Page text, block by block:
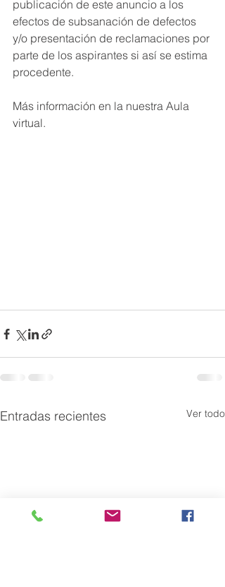
publicación de este anuncio a los
efectos de subsanación de defectos
y/o presentación de reclamaciones por
parte de los aspirantes si así se estima
procedente.
Más información en la nuestra Aula
virtual.
Entradas recientes Ver todo